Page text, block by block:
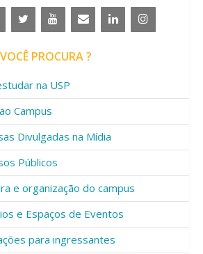
PROCURA ?
na USP
Campus
Divulgadas na Mídia
Públicos
e organização do campus
e Espaços de Eventos
para ingressantes